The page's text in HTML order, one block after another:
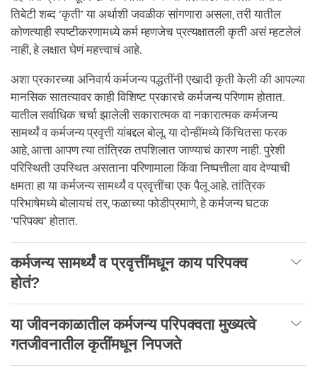
तिबेटी शब्द ‘कृती’ या अर्थाशी जवळीक सांगणारा असला, तरी यातील
कोणत्याही स्पष्टीकरणामध्ये कर्म म्हणजेच प्रत्यक्षातली कृती असं म्हटलेलं
नाही, हे लक्षात घेणं महत्त्वाचं आहे.
अशा प्रकारच्या अनिवार्य कर्मजन्य पद्धतींनी एखादी कृती केली की आपल्या
मानसिक सातत्यावर काही विशिष्ट प्रकारचे कर्मजन्य परिणाम होतात.
यातील सर्वाधिक चर्चा झालेली सकारात्मक वा नकारात्मक कर्मजन्य
सामर्थ्यं व कर्मजन्य प्रवृत्ती यांबद्दल बोलू. या दोन्हींमध्ये किंचितसा फरक
आहे, आत्ता आपण त्या तांत्रिक तपशिलात जाण्याचं कारण नाही. पुरेशी
परिस्थिती उपस्थित असताना परिणामाला किंवा निष्पत्तीला वाव देण्याची
क्षमता हा या कर्मजन्य सामर्थ्यं व प्रवृत्तींचा एक पैलू आहे. तांत्रिक
परिभाषेमध्ये बोलायचं तर, फळाच्या फोडीप्रमाणे, हे कर्मजन्य घटक
‘परिपक्व’ होतात.
कर्मजन्य सामर्थ्यं व प्रवृत्तींमधून काय परिपक्व
होतं?
या जीवनकाळातील कर्मजन्य परिपक्वता मुख्यत्वे
गतजीवनातील कृतींमधून निपजते